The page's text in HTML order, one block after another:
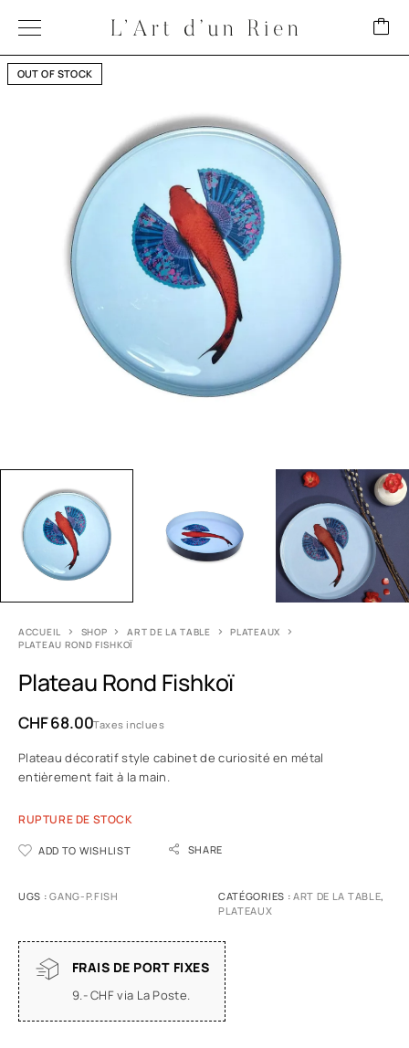
OUT OF STOCK
ACCUEIL SHOP ART DE LA TABLE
PLATEAUX
PLATEAU ROND FISHKOÏ
Plateau Rond Fishkoï
CHF68.00Taxes inclues
Plateau décoratif style cabinet de curiosité en métal
entièrement fait à la main.
RUPTURE DE STOCK
ADD TO WISHLIST SHARE
UGS :GANG-P.FISH CATÉGORIES : ART DE LA TABLE,
PLATEAUX
FRAIS DE PORT FIXES
9.- CHF via La Poste.